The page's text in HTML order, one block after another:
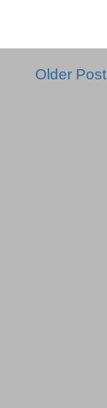
Older Post